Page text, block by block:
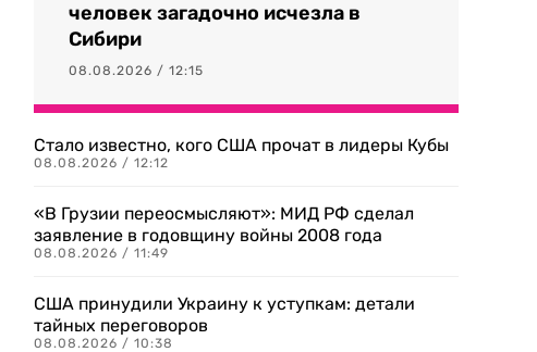
человек загадочно исчезла в
Сибири
08.08.2026 / 12:15
Стало известно, кого США прочат в лидеры Кубы
08.08.2026 / 12:12
«В Грузии переосмысляют»: МИД РФ сделал
заявление в годовщину войны 2008 года
08.08.2026 / 11:49
США принудили Украину к уступкам: детали
тайных переговоров
08.08.2026 / 10:38